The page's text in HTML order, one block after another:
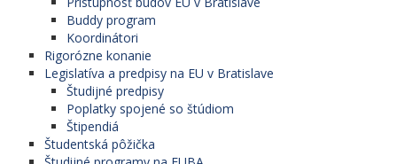
Buddy program
Koordinátori
Rigorózne konanie
Legislatíva a predpisy na EU v Bratislave
Študijné predpisy
Poplatky spojené so štúdiom
Štipendiá
Študentská pôžička